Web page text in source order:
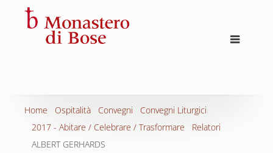
Home Ospitalità Convegni
Convegni Liturgici
2017 - Abitare / Celebrare / Trasformare
Relatori
ALBERT GERHARDS